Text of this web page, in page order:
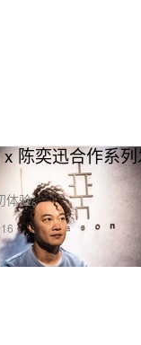
陈奕迅合作系
体验。